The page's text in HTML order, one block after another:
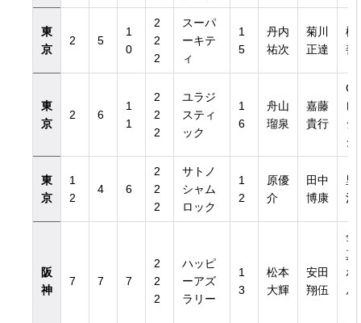
東
京
2 5
1
0
2
2
2
スーパ
ーキテ
ィ
1
5
丹内
祐次
菊川
正達
橋
善
東
京
2 6
1
1
2
2
2
ユラジ
スティ
ック
1
6
舟山
瑠泉
嘉藤
貴行
G1
レ
シ
グ
東
京
1
2
4 6
2
2
2
サトノ
シャム
ロック
1
2
原優
介
田中
博康
里
治
阪
神
7 7 7
2
2
2
ハッピ
ーアズ
ラリー
1
3
松本
大輝
安田
翔伍
金
真
ホ
ル